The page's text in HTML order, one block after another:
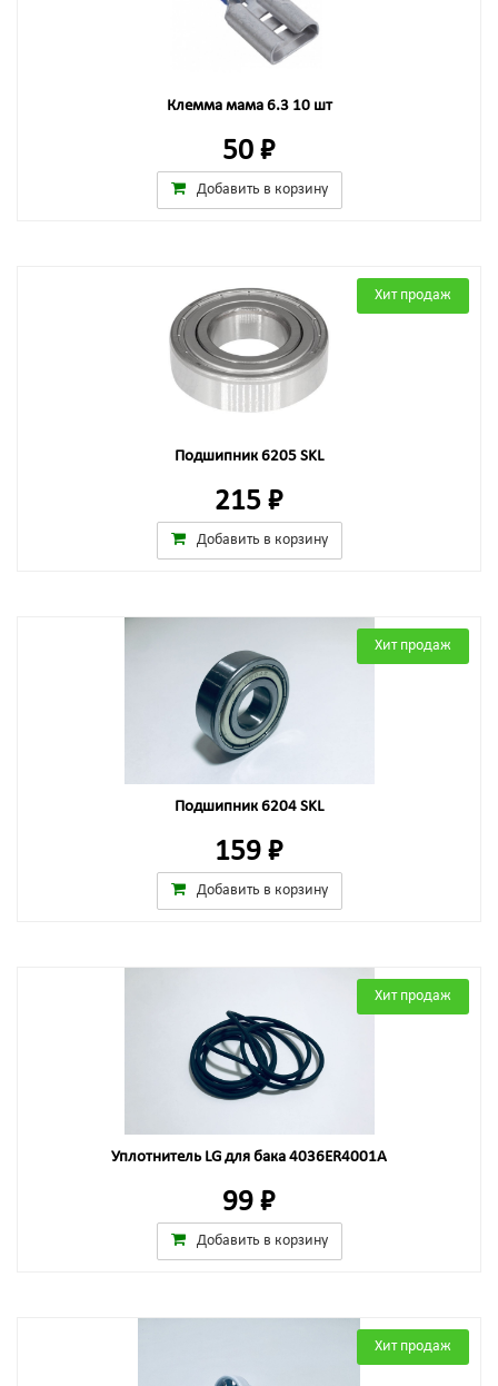
Клемма мама 6.3 10 шт
50 ₽
Добавить в корзину
Хит продаж
Подшипник 6205 SKL
215 ₽
Добавить в корзину
Хит продаж
Подшипник 6204 SKL
159 ₽
Добавить в корзину
Хит продаж
Уплотнитель LG для бака 4036ER4001A
99 ₽
Добавить в корзину
Хит продаж